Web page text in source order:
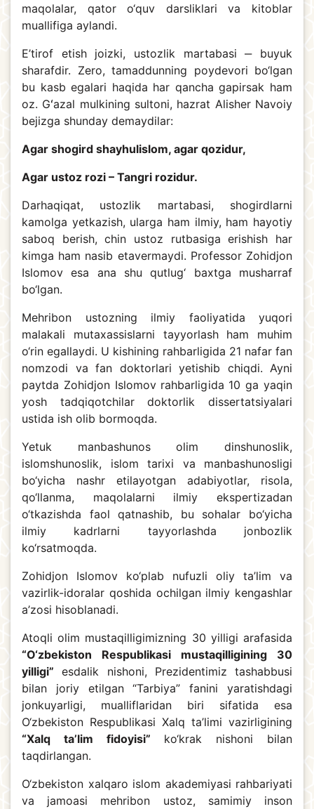
maqolalar, qator o‘quv darsliklari va kitoblar
muallifiga aylandi.
E’tirof etish joizki, ustozlik martabasi ‒ buyuk
sharafdir. Zero, tamaddunning poydevori bo‘lgan
bu kasb egalari haqida har qancha gapirsak ham
oz. Gʻazal mulkining sultoni, hazrat Alisher Navoiy
bejizga shunday demaydilar:
Agar shogird shayhulislom, agar qozidur,
Agar ustoz rozi – Tangri rozidur.
Darhaqiqat, ustozlik martabasi, shogirdlarni
kamolga yetkazish, ularga ham ilmiy, ham hayotiy
saboq berish, chin ustoz rutbasiga erishish har
kimga ham nasib etavermaydi. Professor Zohidjon
Islomov esa ana shu qutlug‘ baxtga musharraf
bo‘lgan.
Mehribon ustozning ilmiy faoliyatida yuqori
malakali mutaxassislarni tayyorlash ham muhim
o‘rin egallaydi. U kishining rahbarligida 21 nafar fan
nomzodi va fan doktorlari yetishib chiqdi. Ayni
paytda Zohidjon Islomov rahbarligida 10 ga yaqin
yosh tadqiqotchilar doktorlik dissertatsiyalari
ustida ish olib bormoqda.
Yetuk manbashunos olim dinshunoslik,
islomshunoslik, islom tarixi va manbashunosligi
bo‘yicha nashr etilayotgan adabiyotlar, risola,
qo‘llanma, maqolalarni ilmiy ekspertizadan
o‘tkazishda faol qatnashib, bu sohalar bo‘yicha
ilmiy kadrlarni tayyorlashda jonbozlik
ko‘rsatmoqda.
Zohidjon Islomov ko‘plab nufuzli oliy ta’lim va
vazirlik-idoralar qoshida ochilgan ilmiy kengashlar
a’zosi hisoblanadi.
Atoqli olim mustaqilligimizning 30 yilligi arafasida
“O‘zbekiston Respublikasi mustaqilligining 30
yilligi” esdalik nishoni, Prezidentimiz tashabbusi
bilan joriy etilgan “Tarbiya” fanini yaratishdagi
jonkuyarligi, mualliflaridan biri sifatida esa
O‘zbekiston Respublikasi Xalq ta’limi vazirligining
“Xalq ta’lim fidoyisi” ko‘krak nishoni bilan
taqdirlangan.
O‘zbekiston xalqaro islom akademiyasi rahbariyati
va jamoasi mehribon ustoz, samimiy inson